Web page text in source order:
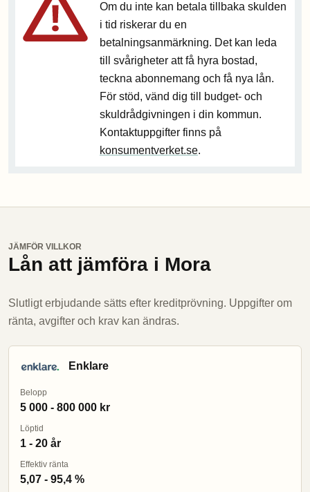
Om du inte kan betala tillbaka skulden
i tid riskerar du en
betalningsanmärkning. Det kan leda
till svårigheter att få hyra bostad,
teckna abonnemang och få nya lån.
För stöd, vänd dig till budget- och
skuldrådgivningen i din kommun.
Kontaktuppgifter finns på
konsumentverket.se.
JÄMFÖR VILLKOR
Lån att jämföra i Mora
Slutligt erbjudande sätts efter kreditprövning. Uppgifter om
ränta, avgifter och krav kan ändras.
Enklare
Belopp
5 000 - 800 000 kr
Löptid
1 - 20 år
Effektiv ränta
5,07 - 95,4 %